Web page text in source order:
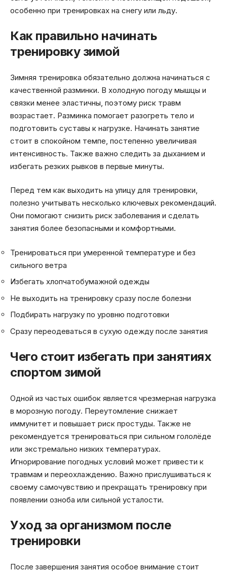
особенно при тренировках на снегу или льду.
Как правильно начинать
тренировку зимой
Зимняя тренировка обязательно должна начинаться с
качественной разминки. В холодную погоду мышцы и
связки менее эластичны, поэтому риск травм
возрастает. Разминка помогает разогреть тело и
подготовить суставы к нагрузке. Начинать занятие
стоит в спокойном темпе, постепенно увеличивая
интенсивность. Также важно следить за дыханием и
избегать резких рывков в первые минуты.
Перед тем как выходить на улицу для тренировки,
полезно учитывать несколько ключевых рекомендаций.
Они помогают снизить риск заболевания и сделать
занятия более безопасными и комфортными.
Тренироваться при умеренной температуре и без
сильного ветра
Избегать хлопчатобумажной одежды
Не выходить на тренировку сразу после болезни
Подбирать нагрузку по уровню подготовки
Сразу переодеваться в сухую одежду после занятия
Чего стоит избегать при занятиях
спортом зимой
Одной из частых ошибок является чрезмерная нагрузка
в морозную погоду. Переутомление снижает
иммунитет и повышает риск простуды. Также не
рекомендуется тренироваться при сильном гололёде
или экстремально низких температурах.
Игнорирование погодных условий может привести к
травмам и переохлаждению. Важно прислушиваться к
своему самочувствию и прекращать тренировку при
появлении озноба или сильной усталости.
Уход за организмом после
тренировки
После завершения занятия особое внимание стоит